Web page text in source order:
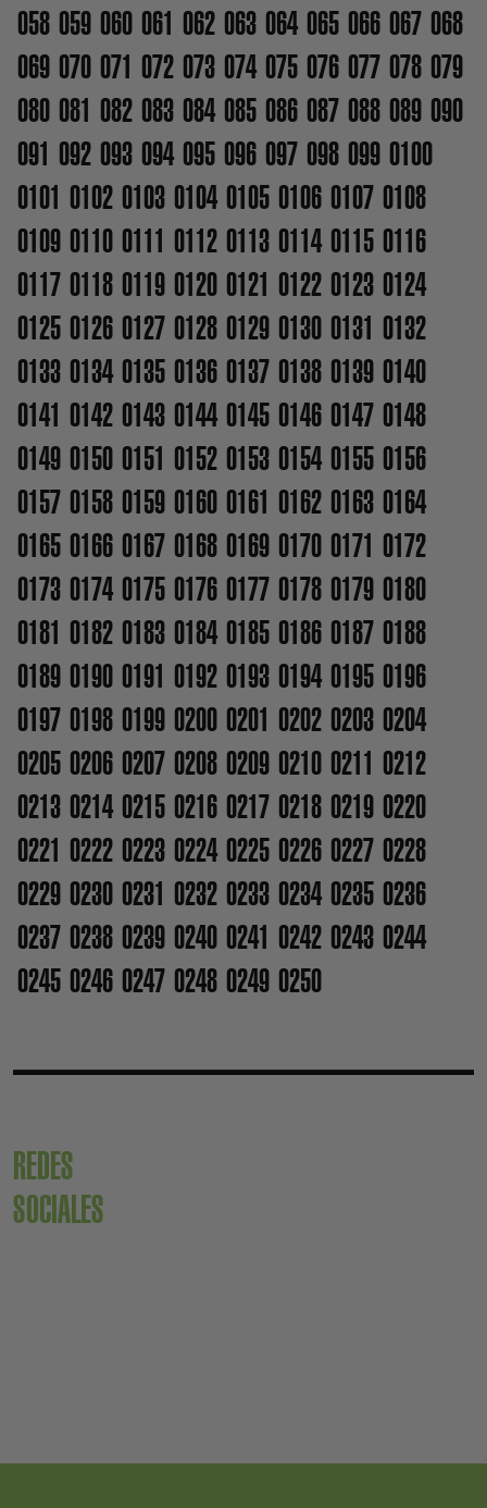
058 059 060 061 062 063 064 065 066 067 068
069 070 071 072 073 074 075 076 077 078 079
080 081 082 083 084 085 086 087 088 089 090
091 092 093 094 095 096 097 098 099 0100
0101 0102 0103 0104 0105 0106 0107 0108
0109 0110 0111 0112 0113 0114 0115 0116
0117 0118 0119 0120 0121 0122 0123 0124
0125 0126 0127 0128 0129 0130 0131 0132
0133 0134 0135 0136 0137 0138 0139 0140
0141 0142 0143 0144 0145 0146 0147 0148
0149 0150 0151 0152 0153 0154 0155 0156
0157 0158 0159 0160 0161 0162 0163 0164
0165 0166 0167 0168 0169 0170 0171 0172
0173 0174 0175 0176 0177 0178 0179 0180
0181 0182 0183 0184 0185 0186 0187 0188
0189 0190 0191 0192 0193 0194 0195 0196
0197 0198 0199 0200 0201 0202 0203 0204
0205 0206 0207 0208 0209 0210 0211 0212
0213 0214 0215 0216 0217 0218 0219 0220
0221 0222 0223 0224 0225 0226 0227 0228
0229 0230 0231 0232 0233 0234 0235 0236
0237 0238 0239 0240 0241 0242 0243 0244
0245 0246 0247 0248 0249 0250
REDES
SOCIALES